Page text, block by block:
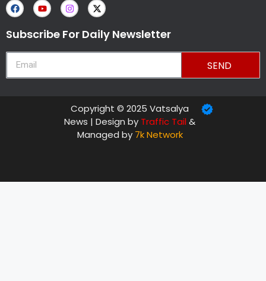
Subscribe For Daily Newsletter
SEND
Copyright © 2025 Vatsalya
News | Design by Traffic Tail&
Managed by 7k Network